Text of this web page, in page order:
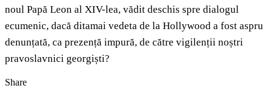
noul Papă Leon al XIV-lea, vădit deschis spre dialogul
ecumenic, dacă ditamai vedeta de la Hollywood a fost aspru
denunțată, ca prezență impură, de către vigilenții noștri
pravoslavnici georgiști?
Share